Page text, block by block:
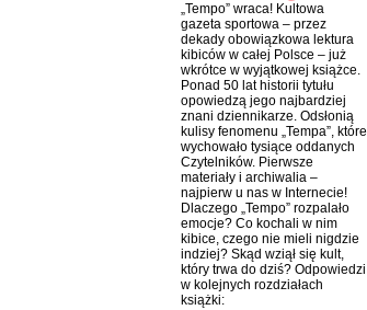
„Tempo” wraca! Kultowa
gazeta sportowa – przez
dekady obowiązkowa lektura
kibiców w całej Polsce – już
wkrótce w wyjątkowej książce.
Ponad 50 lat historii tytułu
opowiedzą jego najbardziej
znani dziennikarze. Odsłonią
kulisy fenomenu „Tempa”, które
wychowało tysiące oddanych
Czytelników. Pierwsze
materiały i archiwalia –
najpierw u nas w Internecie!
Dlaczego „Tempo” rozpalało
emocje? Co kochali w nim
kibice, czego nie mieli nigdzie
indziej? Skąd wziął się kult,
który trwa do dziś? Odpowiedzi
w kolejnych rozdziałach
książki: